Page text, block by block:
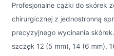
Profesjonalne cążki do skórek
chirurgicznej z jednostronną
precyzyjnego wycinania
szczęk 12 (5 mm), 14 (6 mm),